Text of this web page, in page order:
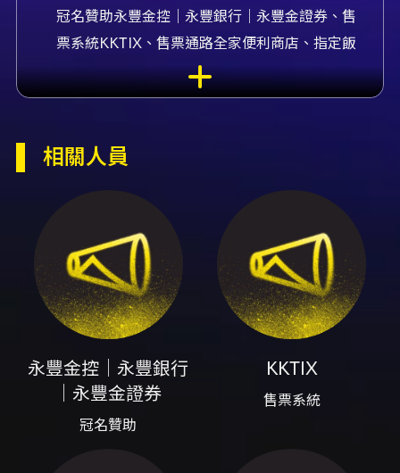
冠名贊助永豐金控｜永豐銀行｜永豐金證券、售
票系統KKTIX、售票通路全家便利商店、指定飯
店H₂O Hotel 水京棧國際酒店、演出者理想混蛋
（高雄場） 演出資訊 - 演出者：理想混蛋 - 標
題：不是因為天氣晴朗才見面 - 演出日期與時
間：2026-10-18（週日）17:00 - 演出地點：高
雄巨蛋（高雄市左營區博愛二路757號） - 主
辦：好混蛋音樂、何樂音樂、聯成娛樂 On Line
- 冠名贊助：永豐金控／永豐銀行／永豐金證券
售票與票價 - 售票系統：KKTIX（網站購票）及
全台全家便利商店 FamiPort - 正式開賣：
2026-06-13（週六）10:14（KKTIX） - 票價
（票面）：TWD$800 / 1,500 / 2,000 /
位KKTIX會員於網站購票限購8張；全家
FamiPort每筆訂單限購4張（自動配位） -
KKTIX購票付款方式包含信用卡
（VISA/MASTER/JCB）；KKTIX導入信用卡
相關人員
永豐金控｜永豐銀行
｜永豐金證券
冠名贊助
KKTIX
售票系統